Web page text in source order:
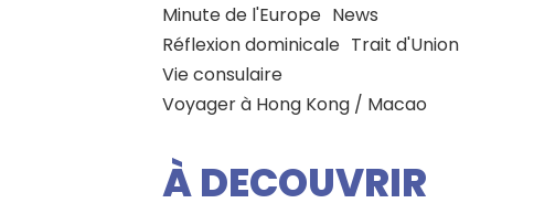
Minute de l'Europe News
Réflexion dominicale Trait d'Union
Vie consulaire
Voyager à Hong Kong / Macao
À DECOUVRIR